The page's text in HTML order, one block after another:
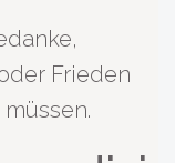
Frieden